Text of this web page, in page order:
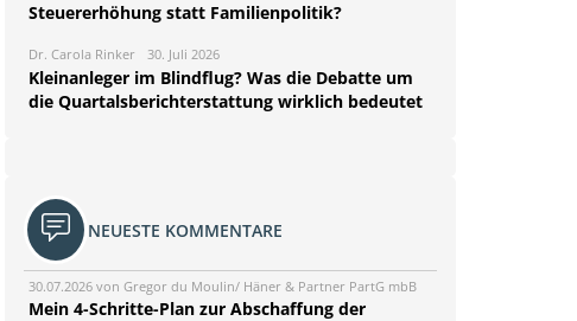
Steuererhöhung statt Familienpolitik?
Dr. Carola Rinker 30. Juli 2026
Kleinanleger im Blindflug? Was die Debatte um
die Quartalsberichterstattung wirklich bedeutet
NEUESTE KOMMENTARE
30.07.2026 von Gregor du Moulin/ Häner & Partner PartG mbB
Mein 4-Schritte-Plan zur Abschaffung der